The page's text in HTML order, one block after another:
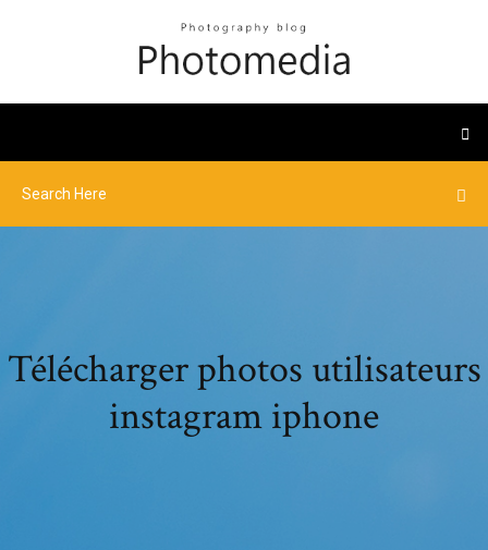
Télécharger photos utilisateurs
instagram iphone